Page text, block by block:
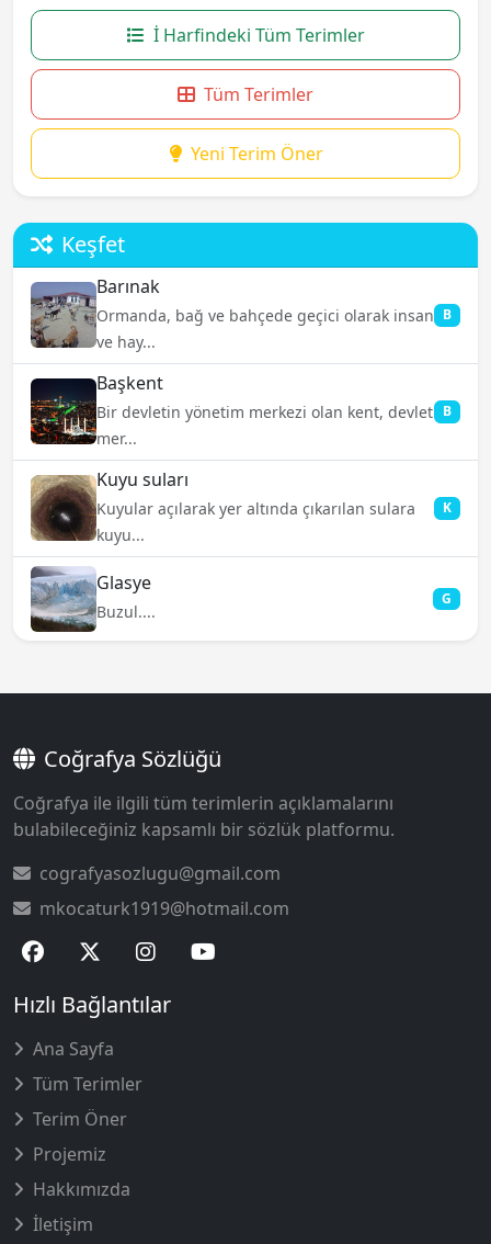
İ Harfindeki Tüm Terimler
Tüm Terimler
Yeni Terim Öner
Keşfet
Barınak
Ormanda, bağ ve bahçede geçici olarak insan
ve hay...
B
Başkent
Bir devletin yönetim merkezi olan kent, devlet
mer...
B
Kuyu suları
Kuyular açılarak yer altında çıkarılan sulara
kuyu...
K
Glasye
Buzul....
G
Coğrafya Sözlüğü
Coğrafya ile ilgili tüm terimlerin açıklamalarını
bulabileceğiniz kapsamlı bir sözlük platformu.
cografyasozlugu@gmail.com
mkocaturk1919@hotmail.com
Hızlı Bağlantılar
Ana Sayfa
Tüm Terimler
Terim Öner
Projemiz
Hakkımızda
İletişim